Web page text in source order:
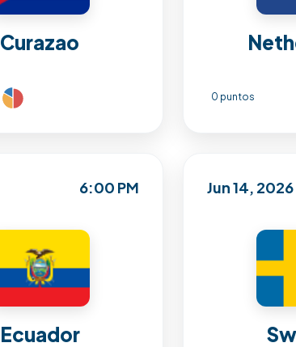
Curazao
0 puntos
6:00 PM
Ecuador
Jun 14, 2026